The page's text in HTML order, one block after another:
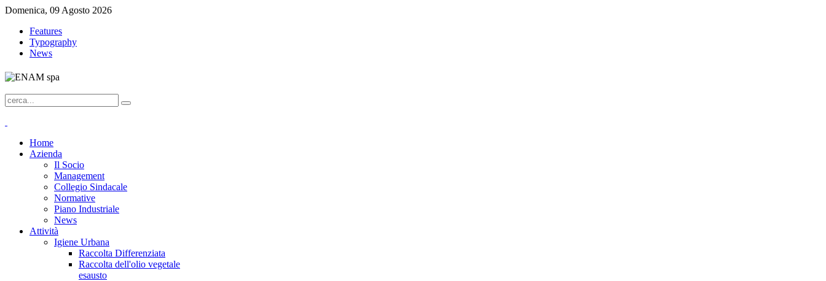
Domenica, 09 Agosto 2026
Features
Typography
News
Home
Azienda
Il Socio
Management
Collegio Sindacale
Normative
Piano Industriale
News
Attività
Igiene Urbana
Raccolta Differenziata
Raccolta dell'olio vegetale
esausto